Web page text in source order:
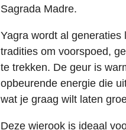
Sagrada Madre.
Yagra wordt al
tradities om voorspoed,
te trekken. De geur is
opbeurende energie die
wat je graag wilt laten
Deze wierook is ideaal